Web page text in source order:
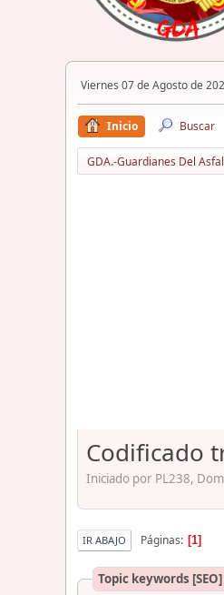
Viernes 07 de Agosto de
Inicio Buscar
GDA.-Guardianes Del
Codificado
Iniciado por PL238,
IR ABAJO Páginas 1
Topic keywords [SEO]